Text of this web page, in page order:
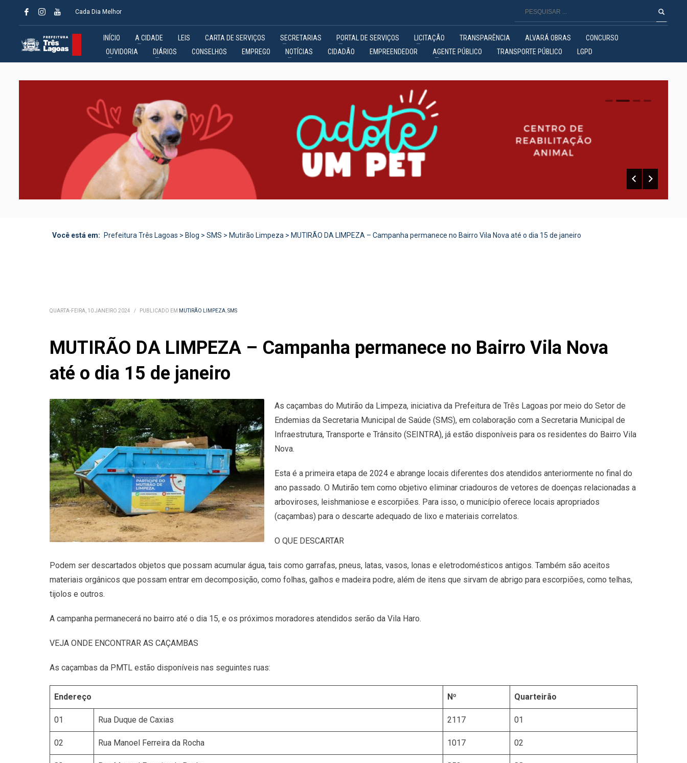
Cada Dia Melhor
INÍCIO A CIDADE LEIS CARTA DE SERVIÇOS SECRETARIAS PORTAL DE SERVIÇOS LICITAÇÃO TRANSPARÊNCIA ALVARÁ OBRAS
CONCURSO
OUVIDORIA
DIÁRIOS CONSELHOS EMPREGO NOTÍCIAS CIDADÃO EMPREENDEDOR AGENTE PÚBLICO TRANSPORTE PÚBLICO LGPD
0 1 2
Você está em: Prefeitura Três Lagoas > Blog > SMS > Mutirão Limpeza > MUTIRÃO DA LIMPEZA – Campanha permanece no Bairro Vila Nova até o dia 15 de janeiro
QUARTA-FEIRA, 10 JANEIRO 2024 / PUBLICADO EM MUTIRÃO LIMPEZA,SMS
MUTIRÃO DA LIMPEZA – Campanha permanece no Bairro Vila Nova
até o dia 15 de janeiro
As caçambas do Mutirão da Limpeza, iniciativa da Prefeitura de Três Lagoas por meio do Setor de
Endemias da Secretaria Municipal de Saúde (SMS), em colaboração com a Secretaria Municipal de
Infraestrutura, Transporte e Trânsito (SEINTRA), já estão disponíveis para os residentes do Bairro Vila
Nova.
Esta é a primeira etapa de 2024 e abrange locais diferentes dos atendidos anteriormente no final do
ano passado. O Mutirão tem como objetivo eliminar criadouros de vetores de doenças relacionadas a
arboviroses, leishmaniose e escorpiões. Para isso, o município oferece locais apropriados
(caçambas) para o descarte adequado de lixo e materiais correlatos.
O QUE DESCARTAR
Podem ser descartados objetos que possam acumular água, tais como garrafas, pneus, latas, vasos, lonas e eletrodomésticos antigos. Também são aceitos
materiais orgânicos que possam entrar em decomposição, como folhas, galhos e madeira podre, além de itens que sirvam de abrigo para escorpiões, como telhas,
tijolos e outros.
A campanha permanecerá no bairro até o dia 15, e os próximos moradores atendidos serão da Vila Haro.
VEJA ONDE ENCONTRAR AS CAÇAMBAS
As caçambas da PMTL estão disponíveis nas seguintes ruas:
Endereço Nº Quarteirão
01 Rua Duque de Caxias 2117 01
02 Rua Manoel Ferreira da Rocha 1017 02